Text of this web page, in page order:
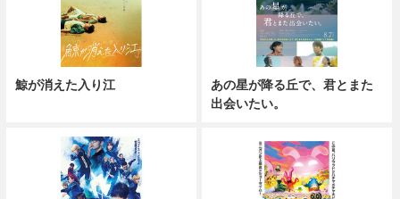
鯨が消えた入り江
あの星が降る丘で、君とまた
出会いたい。